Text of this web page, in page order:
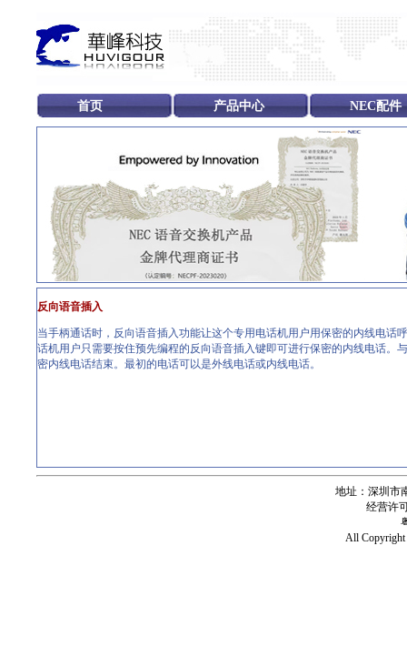
首页 产品中心 NEC配件
反向语音插入
当手柄通话时，反向语音插入功能让这个专用电话机用户用保密的内线电
话机用户只需要按住预先编程的反向语音插入键即可进行保密的内线电话
密内线电话结束。最初的电话可以是外线电话或内线电话。
地址：深圳市
经营许
All